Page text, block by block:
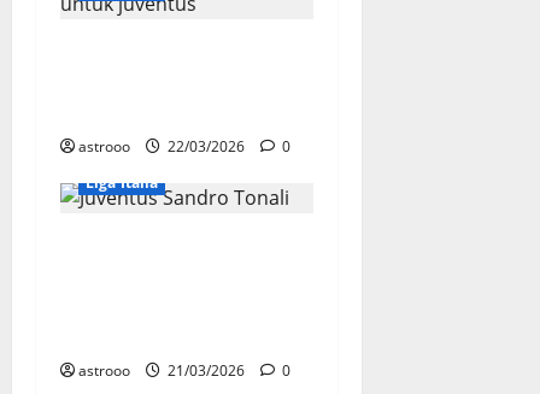
astrooo 22/03/2026
0
Liga Italia
astrooo 21/03/2026
0